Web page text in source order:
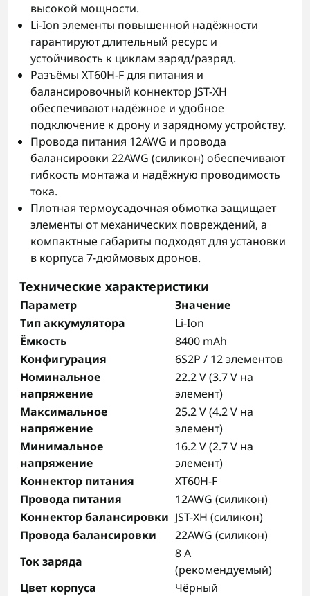
высокой мощности.
Li-Ion элементы повышенной надёжности
гарантируют длительный ресурс и
устойчивость к циклам заряд/разряд.
Разъёмы XT60H-F для питания и
балансировочный коннектор JST-XH
обеспечивают надёжное и удобное
подключение к дрону и зарядному устройству.
Провода питания 12AWG и провода
балансировки 22AWG (силикон) обеспечивают
гибкость монтажа и надёжную проводимость
тока.
Плотная термоусадочная обмотка защищает
элементы от механических повреждений, а
компактные габариты подходят для установки
в корпуса 7-дюймовых дронов.
Технические характеристики
Параметр
Значение
Тип аккумулятора
Li-Ion
Ёмкость
8400 mAh
Конфигурация
6S2P / 12 элементов
Номинальное
напряжение
22.2 V (3.7 V на
элемент)
Максимальное
напряжение
25.2 V (4.2 V на
элемент)
Минимальное
напряжение
16.2 V (2.7 V на
элемент)
Коннектор питания
XT60H-F
Провода питания
12AWG (силикон)
Коннектор балансировки JST-XH (силикон)
Провода балансировки
22AWG (силикон)
Ток заряда
8 A
(рекомендуемый)
Цвет корпуса
Чёрный